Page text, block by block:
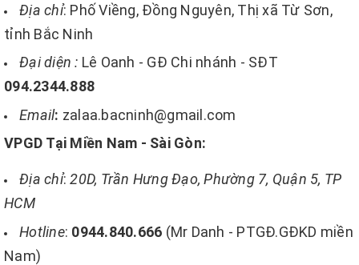
Địa chỉ: Phố Viềng, Đồng Nguyên, Thị xã Từ Sơn,
tỉnh Bắc Ninh
Đại diện : Lê Oanh - GĐ Chi nhánh - SĐT
094.2344.888
Email: zalaa.bacninh@gmail.com
VPGD Tại Miền Nam - Sài Gòn:
Địa chỉ:20D, Trần Hưng Đạo, Phường 7, Quận 5, TP
HCM
Hotline: 0944.840.666 (Mr Danh - PTGĐ.GĐKD miền
Nam)